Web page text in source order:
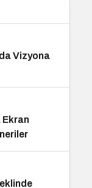
Vizyona